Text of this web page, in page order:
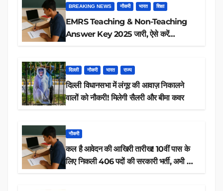
BREAKING NEWS नौकरी भारत शिक्षा
EMRS Teaching & Non-Teaching
Answer Key 2025 जारी, ऐसे करें
दिल्ली नौकरी भारत राज्य
दिल्ली विधानसभा में लंगूर की आवाज़ निकालने
वालों को नौकरी! मिलेगी सैलरी और बीमा कवर
नौकरी
कल है आवेदन की आखिरी तारीख! 10वीं पास के
लिए निकली 406 पदों की सरकारी भर्ती, अभी करें